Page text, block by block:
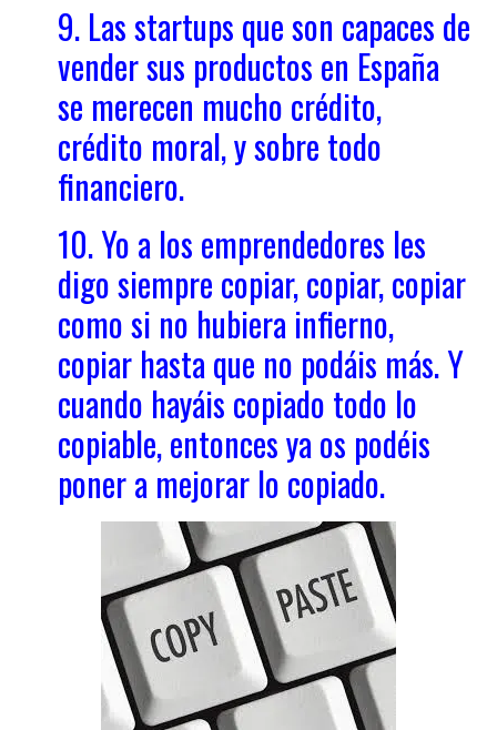
9. Las startups que son capaces de
vender sus productos en España
se merecen mucho crédito,
crédito moral, y sobre todo
financiero.
10. Yo a los emprendedores les
digo siempre copiar, copiar, copiar
como si no hubiera infierno,
copiar hasta que no podáis más. Y
cuando hayáis copiado todo lo
copiable, entonces ya os podéis
poner a mejorar lo copiado.